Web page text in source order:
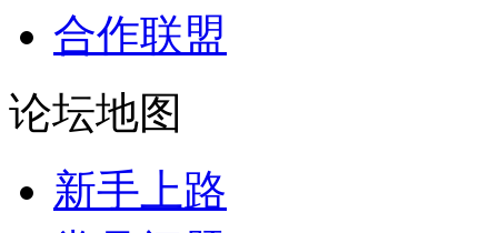
合作联盟
论坛地图
新手上路